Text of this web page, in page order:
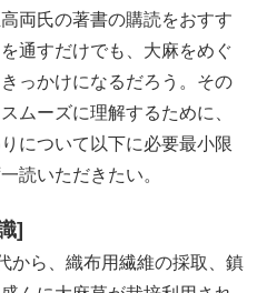
両氏の著書の購読をおすす
通すだけでも、大麻をめぐ
っかけになるだろう。その
ムーズに理解するために、
について以下に必要最小限
読いただきたい。
]
から、織布用繊維の採取、鎮